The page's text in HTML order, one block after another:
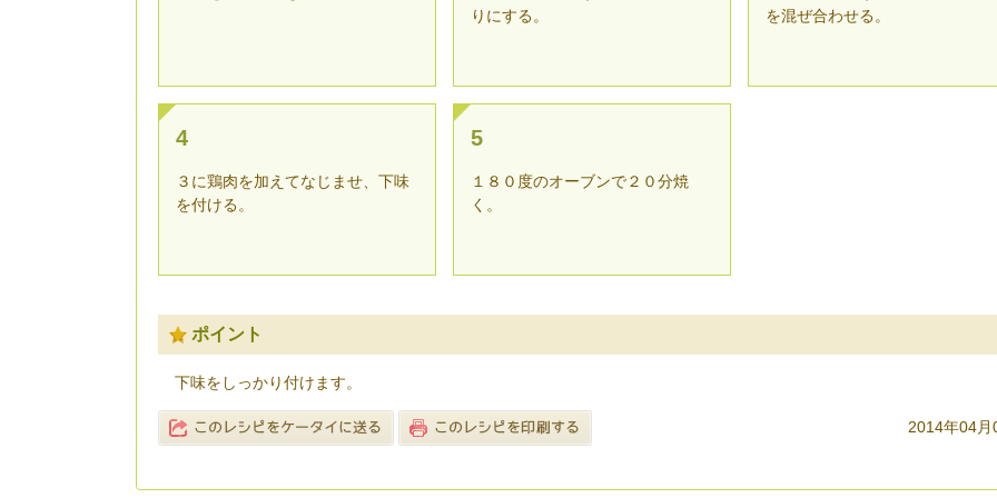
りにする。
を混ぜ合わせる。
4
３に鶏肉を加えてなじませ、下味
を付ける。
5
１８０度のオーブンで２０分焼
く。
ポイント
下味をしっかり付けます。
2014年04月